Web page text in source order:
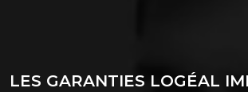
LES GARANTIES LOGÉAL